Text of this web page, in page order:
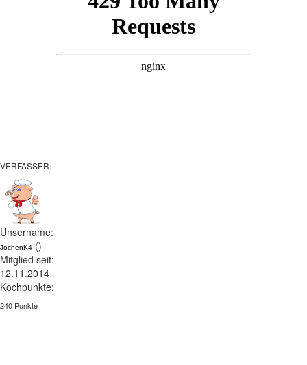
VERFASSER:
Unsername:
JochenK4 ()
Mitglied seit:
12.11.2014
Kochpunkte:
240 Punkte